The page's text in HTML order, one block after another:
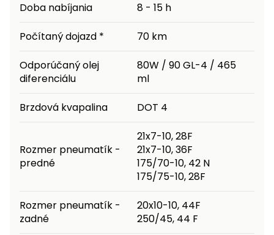
Doba nabíjania 8 - 15 h
Počítaný dojazd * 70 km
Odporúčaný olej
diferenciálu
80W / 90 GL-4 / 465
ml
Brzdová kvapalina DOT 4
Rozmer pneumatík -
predné
21x7-10, 28F
21x7-10, 36F
175/70-10, 42 N
175/75-10, 28F
Rozmer pneumatík -
zadné
20x10-10, 44F
250/45, 44 F